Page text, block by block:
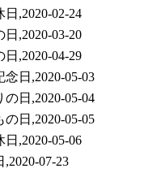
日,2020-02-24
日,2020-03-20
日,2020-04-29
念日,2020-05-03
の日,2020-05-04
の日,2020-05-05
日,2020-05-06
,2020-07-23